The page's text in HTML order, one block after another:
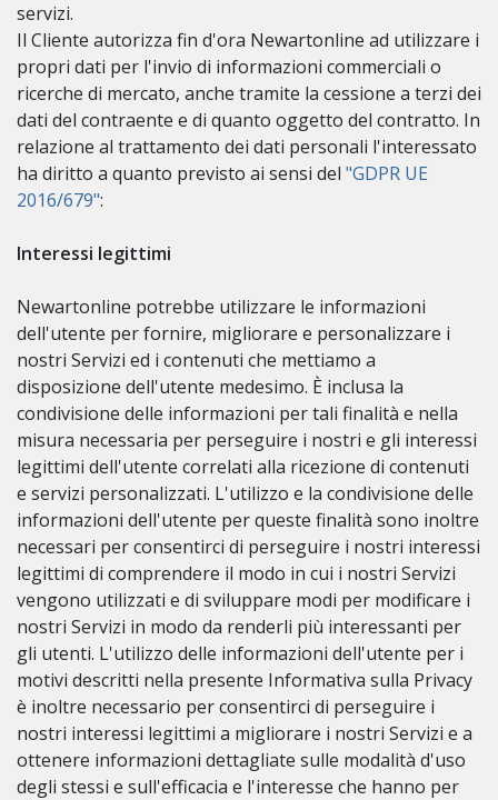
servizi.
Il Cliente autorizza fin d'ora Newartonline ad utilizzare i
propri dati per l'invio di informazioni commerciali o
ricerche di mercato, anche tramite la cessione a terzi dei
dati del contraente e di quanto oggetto del contratto. In
relazione al trattamento dei dati personali l'interessato
ha diritto a quanto previsto ai sensi del "GDPR UE
2016/679":
Interessi legittimi
Newartonline potrebbe utilizzare le informazioni
dell'utente per fornire, migliorare e personalizzare i
nostri Servizi ed i contenuti che mettiamo a
disposizione dell'utente medesimo. È inclusa la
condivisione delle informazioni per tali finalità e nella
misura necessaria per perseguire i nostri e gli interessi
legittimi dell'utente correlati alla ricezione di contenuti
e servizi personalizzati. L'utilizzo e la condivisione delle
informazioni dell'utente per queste finalità sono inoltre
necessari per consentirci di perseguire i nostri interessi
legittimi di comprendere il modo in cui i nostri Servizi
vengono utilizzati e di sviluppare modi per modificare i
nostri Servizi in modo da renderli più interessanti per
gli utenti. L'utilizzo delle informazioni dell'utente per i
motivi descritti nella presente Informativa sulla Privacy
è inoltre necessario per consentirci di perseguire i
nostri interessi legittimi a migliorare i nostri Servizi e a
ottenere informazioni dettagliate sulle modalità d'uso
degli stessi e sull'efficacia e l'interesse che hanno per